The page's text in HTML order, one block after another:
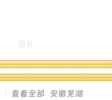
查看全部 安徽芜湖